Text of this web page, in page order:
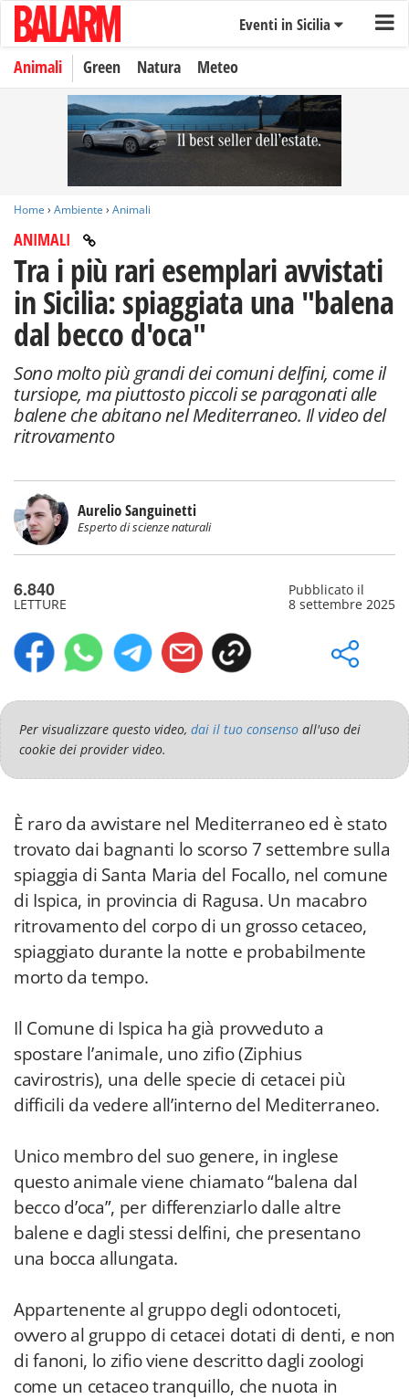
Eventi in Sicilia
Animali Green Natura Meteo
Home › Ambiente › Animali
ANIMALI
Tra i più rari esemplari avvistati
in Sicilia: spiaggiata una "balena
dal becco d'oca"
Sono molto più grandi dei comuni delfini, come il
tursiope, ma piuttosto piccoli se paragonati alle
balene che abitano nel Mediterraneo. Il video del
ritrovamento
Aurelio Sanguinetti
Esperto di scienze naturali
6.840
LETTURE
Pubblicato il
8 settembre 2025
Per visualizzare questo video, dai il tuo consenso all'uso dei
cookie dei provider video.
È raro da avvistare nel Mediterraneo ed è stato
trovato dai bagnanti lo scorso 7 settembre sulla
spiaggia di Santa Maria del Focallo, nel comune
di Ispica, in provincia di Ragusa. Un macabro
ritrovamento del corpo di un grosso cetaceo,
spiaggiato durante la notte e probabilmente
morto da tempo.
Il Comune di Ispica ha già provveduto a
spostare l’animale, uno zifio (Ziphius
cavirostris), una delle specie di cetacei più
difficili da vedere all’interno del Mediterraneo.
Unico membro del suo genere, in inglese
questo animale viene chiamato “balena dal
becco d’oca”, per differenziarlo dalle altre
balene e dagli stessi delfini, che presentano
una bocca allungata.
Appartenente al gruppo degli odontoceti,
ovvero al gruppo di cetacei dotati di denti, e non
di fanoni, lo zifio viene descritto dagli zoologi
come un cetaceo tranquillo, che nuota in